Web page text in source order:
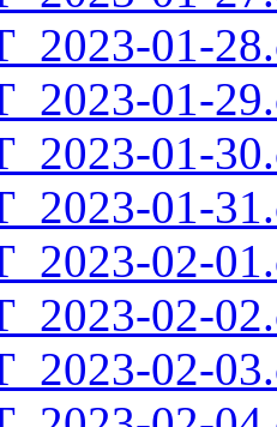
01-
01-
01-
01-
02-
02-
02-